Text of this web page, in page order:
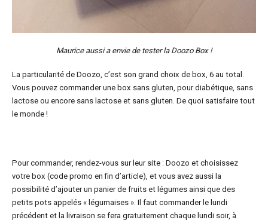
Maurice aussi a envie de tester la Doozo Box !
La particularité de Doozo, c’est son grand choix de box, 6 au total.
Vous pouvez commander une box sans gluten, pour diabétique, sans
lactose ou encore sans lactose et sans gluten. De quoi satisfaire tout
le monde !
Pour commander, rendez-vous sur leur site : Doozo et choisissez
votre box (code promo en fin d’article), et vous avez aussi la
possibilité d’ajouter un panier de fruits et légumes ainsi que des
petits pots appelés « légumaises ». Il faut commander le lundi
précédent et la livraison se fera gratuitement chaque lundi soir, à